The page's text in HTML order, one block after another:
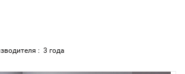
: 3 года